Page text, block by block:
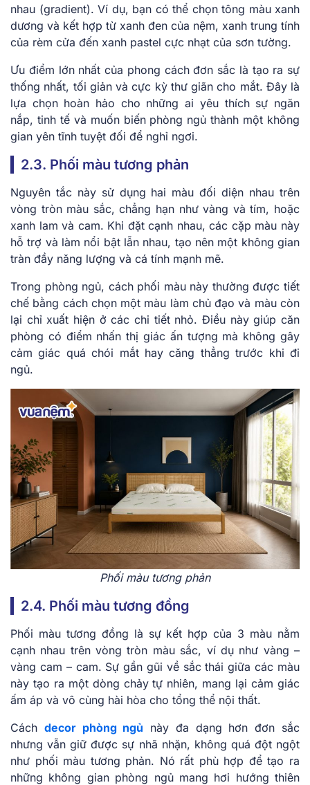
nhau (gradient). Ví dụ, bạn có thể chọn tông màu xanh
dương và kết hợp từ xanh đen của nệm, xanh trung tính
của rèm cửa đến xanh pastel cực nhạt của sơn tường.
Ưu điểm lớn nhất của phong cách đơn sắc là tạo ra sự
thống nhất, tối giản và cực kỳ thư giãn cho mắt. Đây là
lựa chọn hoàn hảo cho những ai yêu thích sự ngăn
nắp, tinh tế và muốn biến phòng ngủ thành một không
gian yên tĩnh tuyệt đối để nghỉ ngơi.
2.3. Phối màu tương phản
Nguyên tắc này sử dụng hai màu đối diện nhau trên
vòng tròn màu sắc, chẳng hạn như vàng và tím, hoặc
xanh lam và cam. Khi đặt cạnh nhau, các cặp màu này
hỗ trợ và làm nổi bật lẫn nhau, tạo nên một không gian
tràn đầy năng lượng và cá tính mạnh mẽ.
Trong phòng ngủ, cách phối màu này thường được tiết
chế bằng cách chọn một màu làm chủ đạo và màu còn
lại chỉ xuất hiện ở các chi tiết nhỏ. Điều này giúp căn
phòng có điểm nhấn thị giác ấn tượng mà không gây
cảm giác quá chói mắt hay căng thẳng trước khi đi
ngủ.
Phối màu tương phản
2.4. Phối màu tương đồng
Phối màu tương đồng là sự kết hợp của 3 màu nằm
cạnh nhau trên vòng tròn màu sắc, ví dụ như vàng –
vàng cam – cam. Sự gần gũi về sắc thái giữa các màu
này tạo ra một dòng chảy tự nhiên, mang lại cảm giác
ấm áp và vô cùng hài hòa cho tổng thể nội thất.
Cách decor phòng ngủ này đa dạng hơn đơn sắc
nhưng vẫn giữ được sự nhã nhặn, không quá đột ngột
như phối màu tương phản. Nó rất phù hợp để tạo ra
những không gian phòng ngủ mang hơi hướng thiên